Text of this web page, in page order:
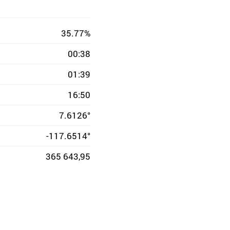
35.77%
00:38
01:39
16:50
7.6126°
-117.6514°
365 643,95